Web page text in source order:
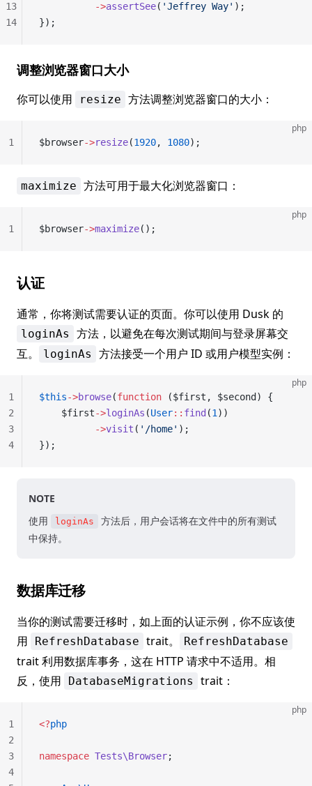
          ->
assertSee( 'Jeffrey Way' );
});
13
14
调整浏览器窗口大小
你可以使用 resize 方法调整浏览器窗口的大小：
php
$browser->resize(1920, 1080);
1
maximize 方法可用于最大化浏览器窗口：
php
$browser->maximize();
1
认证
通常，你将测试需要认证的页面。你可以使用 Dusk 的
loginAs
方法，以避免在每次测试期间与登录屏幕交
互。
loginAs 方法接受一个用户 ID 或用户模型实例：
php
$this->browse(function ($first, $second) {
    $first
->loginAs (User:: find (1 ))
          ->
visit ( '/home' );
});
1
2
3
4
NOTE
使用
loginAs
方法后，用户会话将在文件中的所有测试
中保持。
数据库迁移
当你的测试需要迁移时，如上面的认证示例，你不应该使
用
RefreshDatabase trait。 RefreshDatabase
trait 利用数据库事务，这在 HTTP 请求中不适用。相
反，使用
DatabaseMigrations trait：
php
<?php
namespace Tests\Browser;
1
2
3
4